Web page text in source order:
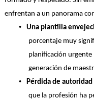
enfrentan a un panorama
• Una plantilla
porcentaje muy
planificación
generación de
• Pérdida de
que la profesión ha